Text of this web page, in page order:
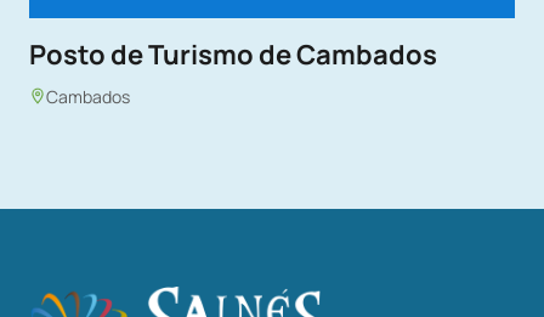
Posto de Turismo de Cambados
Cambados